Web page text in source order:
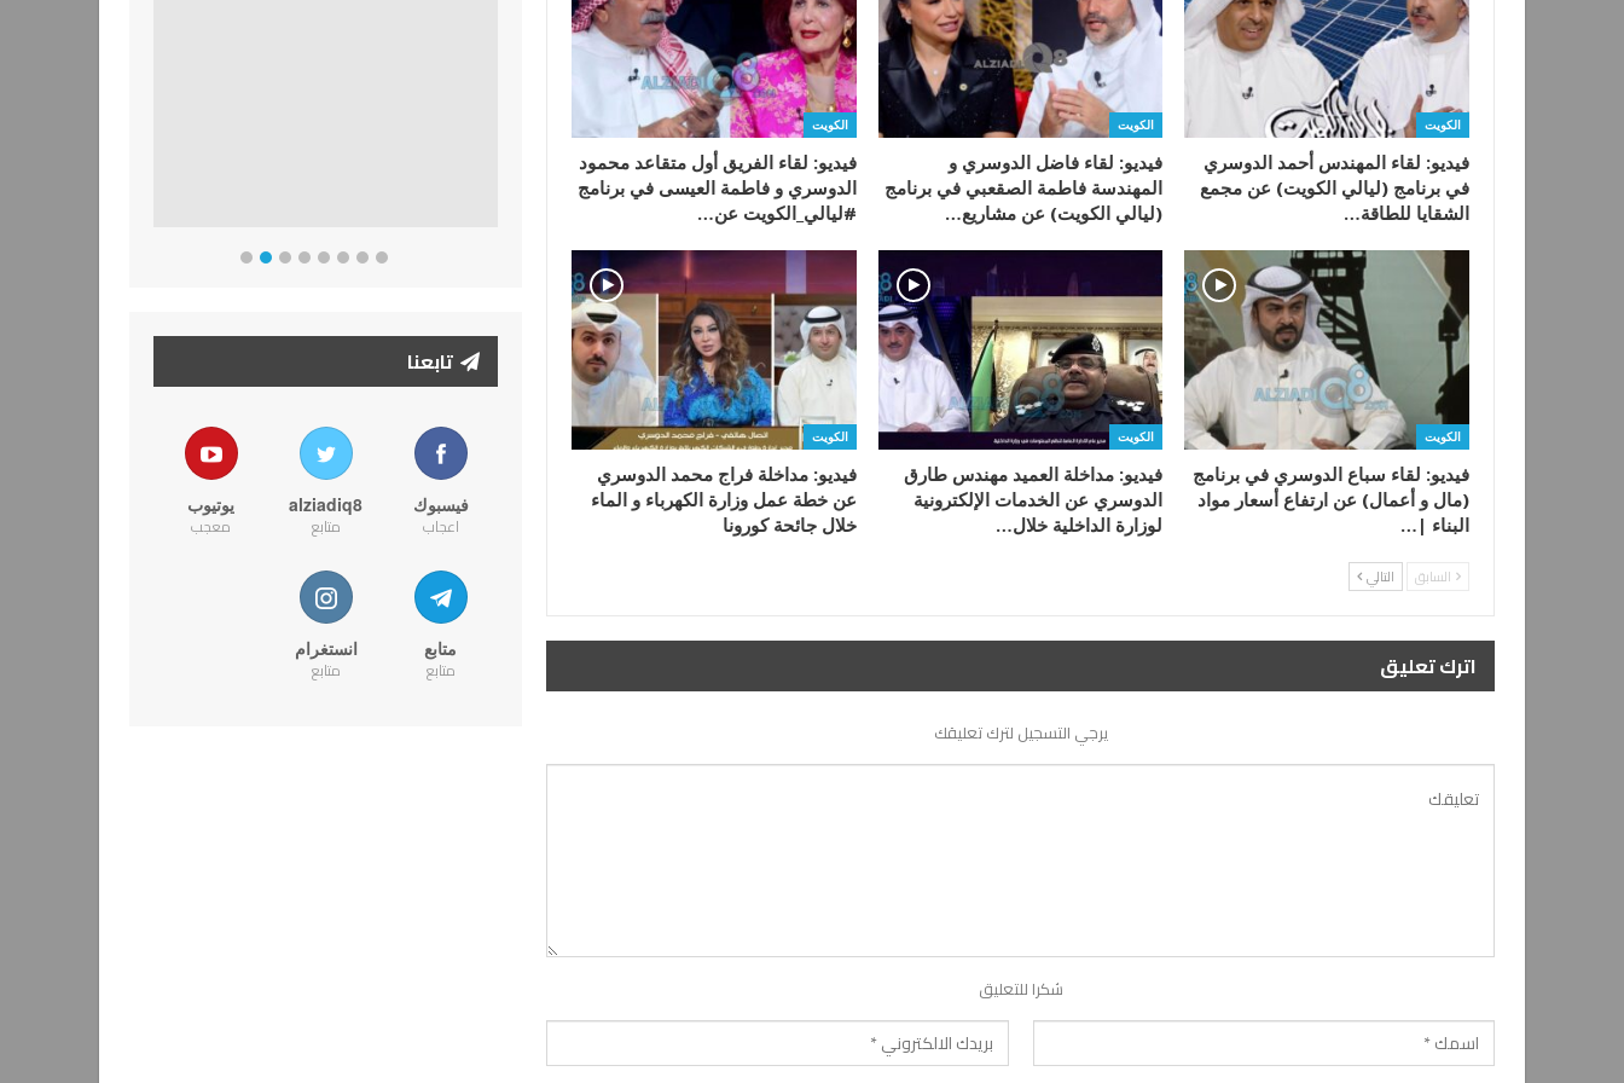
الكويت
فيديو: لقاء المهندس أحمد الدوسري
في برنامج (ليالي الكويت) عن مجمع
الشقايا للطاقة…
الكويت
فيديو: لقاء فاضل الدوسري و
المهندسة فاطمة الصقعبي في برنامج
(ليالي الكويت) عن مشاريع…
الكويت
فيديو: لقاء الفريق أول متقاعد محمود
الدوسري و فاطمة العيسى في برنامج
#ليالي_الكويت عن…
الكويت
فيديو: لقاء سباع الدوسري في برنامج
(مال و أعمال) عن ارتفاع أسعار مواد
البناء |…
الكويت
فيديو: مداخلة العميد مهندس طارق
الدوسري عن الخدمات الإلكترونية
لوزارة الداخلية خلال…
الكويت
فيديو: مداخلة فراج محمد الدوسري
عن خطة عمل وزارة الكهرباء و الماء
خلال جائحة كورونا
السابق التالي
اترك تعليق
يرجي التسجيل لترك تعليقك
شكرا للتعليق
تابعنا
فيسبوك
اعجاب
alziadiq8
متابع
يوتيوب
معجب
متابع
متابع
انستغرام
متابع